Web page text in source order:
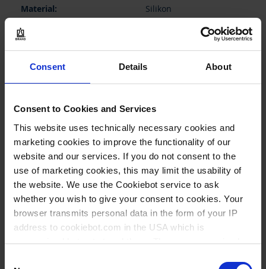
Consent Details About
Consent to Cookies and Services
This website uses technically necessary cookies and
marketing cookies to improve the functionality of our
website and our services. If you do not consent to the
use of marketing cookies, this may limit the usability of
the website. We use the Cookiebot service to ask
whether you wish to give your consent to cookies. Your
browser transmits personal data in the form of your IP
address to cookiebot.com in the USA which is
anonymized but not stored there. Then an anonymized
Silikon
1 Stück
1
14,15 €
JETZT KAUFEN
ANFRAGEN
Keine Optionen stehen
für diesen Artikel zur